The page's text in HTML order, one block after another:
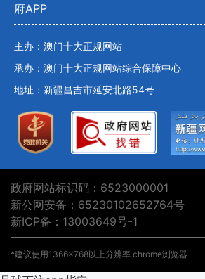
府APP
主办：澳门十大正规网站
承办：澳门十大正规网站综合保障中心
地址：新疆昌吉市延安北路54号
政府网站标识码：6523000001
新公网安备：65230102652764号
新ICP备：13003649号-1
*建议使用1366×768以上分辨率 chrome浏览器